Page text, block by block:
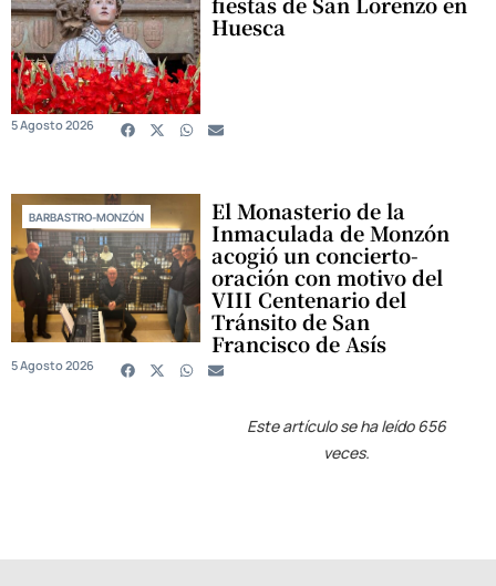
Huesca
5 Agosto 2026
BARBASTRO-MONZÓN El Monasterio de la
Inmaculada de Monzón
acogió un concierto-
oración con motivo del
VIII Centenario del
Tránsito de San
Francisco de Asís
5 Agosto 2026
Este artículo se ha leído 656
veces.